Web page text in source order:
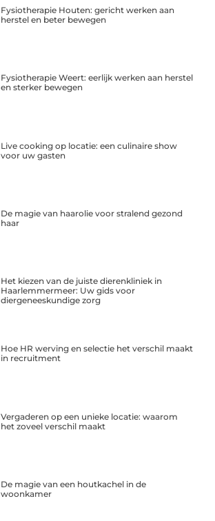
Fysiotherapie Houten: gericht werken aan
herstel en beter bewegen
Fysiotherapie Weert: eerlijk werken aan herstel
en sterker bewegen
Live cooking op locatie: een culinaire show
voor uw gasten
De magie van haarolie voor stralend gezond
haar
Het kiezen van de juiste dierenkliniek in
Haarlemmermeer: Uw gids voor
diergeneeskundige zorg
Hoe HR werving en selectie het verschil maakt
in recruitment
Vergaderen op een unieke locatie: waarom
het zoveel verschil maakt
De magie van een houtkachel in de
woonkamer